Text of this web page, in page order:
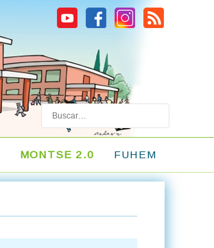
Buscar
MONTSE 2.0 FUHEM